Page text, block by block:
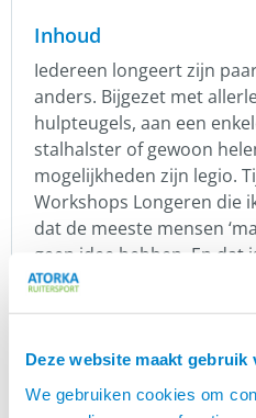
Deze website maakt gebruik
We gebruiken cookies om
Inhoud
Iedereen longeert zijn
anders. Bijgezet met
hulpteugels, aan een
stalhalster of gewoon
mogelijkheden zijn legio.
Workshops Longeren die
dat de meeste mensen
geen idee hebben. En dat
kennis over goed
wat de een goed vindt,
longeren. Ik leg uit
hulpteugels is. En ik geef
je in de praktijk tegen